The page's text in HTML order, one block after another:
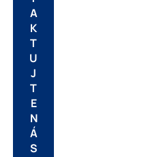
A
K
T
U
J
T
E
N
Á
S